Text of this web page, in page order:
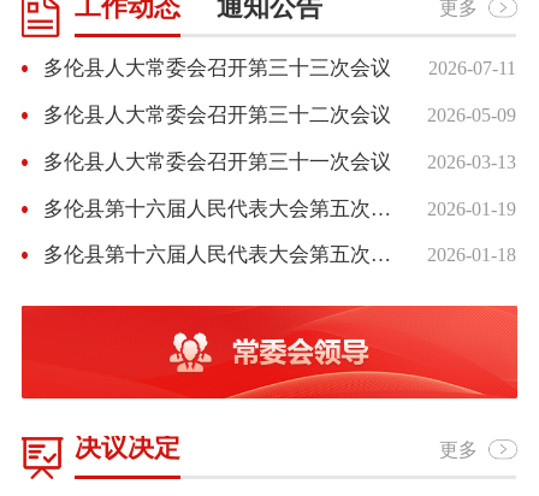
工作动态 更多
通知公告
多伦县人大常委会召开第三十三次会议 2026-07-11
多伦县人大常委会召开第三十二次会议 2026-05-09
多伦县人大常委会召开第三十一次会议 2026-03-13
多伦县第十六届人民代表大会第五次会议胜利闭幕 2026-01-19
多伦县第十六届人民代表大会第五次会议召开第二次全体会议 2026-01-18
决议决定 更多